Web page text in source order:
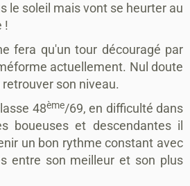
le soleil mais vont se heurter au
!
fera qu'un tour découragé par
actuellement. Nul doute
son niveau.
48ème/69, en difficulté dans
boueuses et descendantes il
un bon rythme constant avec
entre son meilleur et son plus